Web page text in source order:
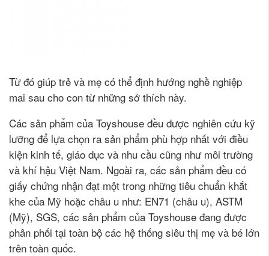
Từ đó giúp trẻ và mẹ có thể định hướng nghề nghiệp
mai sau cho con từ những sở thích này.
Các sản phẩm của Toyshouse đều được nghiên cứu kỹ
lưỡng để lựa chọn ra sản phẩm phù hợp nhất với điều
kiện kinh tế, giáo dục và nhu cầu cũng như môi trường
và khí hậu Việt Nam. Ngoài ra, các sản phẩm đều có
giấy chứng nhận đạt một trong những tiêu chuẩn khắt
khe của Mỹ hoặc châu u như: EN71 (châu u), ASTM
(Mỹ), SGS, các sản phẩm của Toyshouse đang được
phân phối tại toàn bộ các hệ thống siêu thị mẹ và bé lớn
trên toàn quốc.